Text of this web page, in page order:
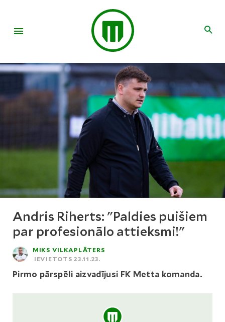
Andris Riherts: "Paldies puišiem
par profesionālo attieksmi!"
MIKS VILKAPLĀTERS
IEVIETOTS 23.11.23.
Pirmo pārspēli aizvadījusi FK Metta komanda.